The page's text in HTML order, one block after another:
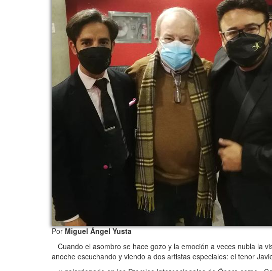
PorMiguel Ángel Yusta
Cuando el asombro se hace gozo y la emoción a veces nubla la
anoche escuchando y viendo a dos artistas especiales: el tenor